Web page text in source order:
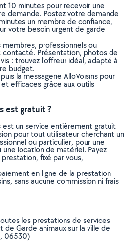
10 minutes pour recevoir une
demande. Postez votre demande
un membre de confiance,
votre besoin urgent de garde
professionnels ou
contacté. Présentation, photos de
: trouvez l'offreur idéal, adapté à
budget.
la messagerie AlloVoisins pour
efficaces grâce aux outils
est gratuit ?
est un service entièrement gratuit
pour tout utilisateur cherchant un
ou particulier, pour une
location de matériel. Payez
fixé par vous,
en ligne de la prestation
sans aucune commission ni frais
les prestations de services
Garde animaux sur la ville de
06530)